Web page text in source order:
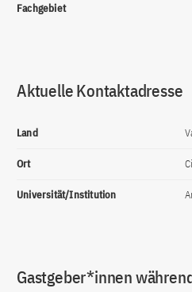
Fachgebiet
Aktuelle Kontaktadresse
Land
Ort
Universität/Institution
Gastgeber*innen